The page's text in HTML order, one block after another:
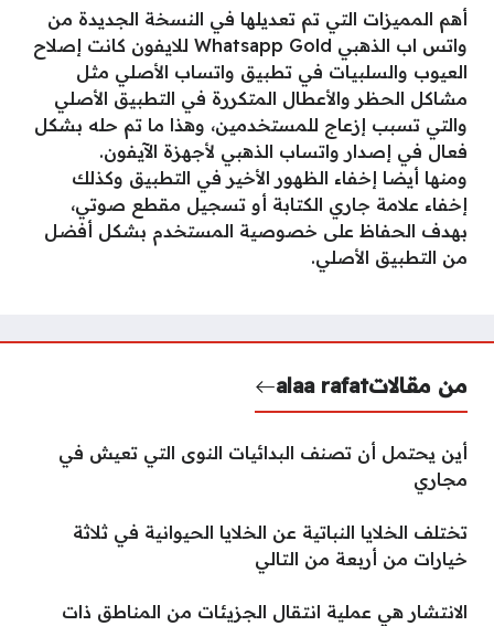
أهم المميزات التي تم تعديلها في النسخة الجديدة من
واتس اب الذهبي Whatsapp Gold للايفون كانت إصلاح
العيوب والسلبيات في تطبيق واتساب الأصلي مثل
مشاكل الحظر والأعطال المتكررة في التطبيق الأصلي
والتي تسبب إزعاج للمستخدمين، وهذا ما تم حله بشكل
فعال في إصدار واتساب الذهبي لأجهزة الآيفون.
ومنها أيضا إخفاء الظهور الأخير في التطبيق وكذلك
إخفاء علامة جاري الكتابة أو تسجيل مقطع صوتي،
بهدف الحفاظ على خصوصية المستخدم بشكل أفضل
من التطبيق الأصلي.
من مقالاتalaa rafat
أين يحتمل أن تصنف البدائيات النوى التي تعيش في
مجاري
تختلف الخلايا النباتية عن الخلايا الحيوانية في ثلاثة
خيارات من أربعة من التالي
الانتشار هي عملية انتقال الجزيئات من المناطق ذات